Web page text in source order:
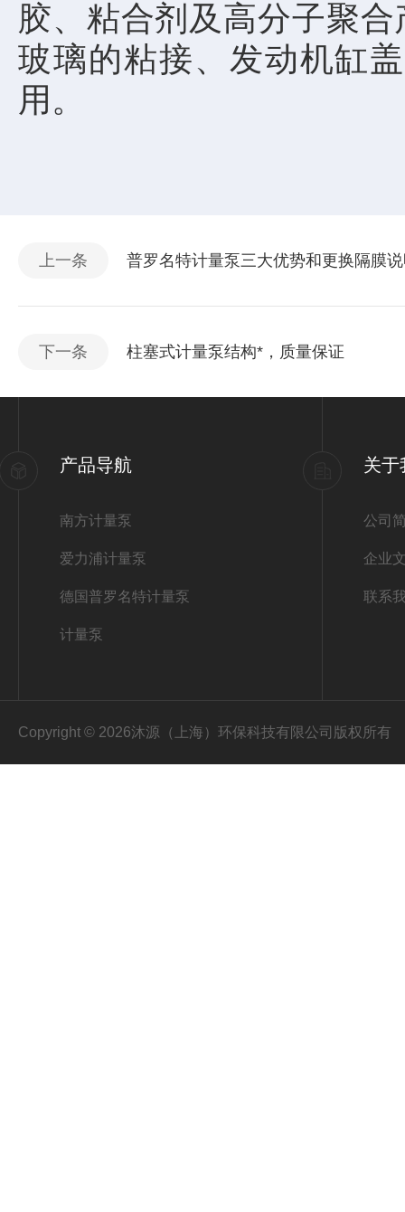
胶、粘合剂及高分子聚
玻璃的粘接、发动机缸
用。
上一条 普罗名特计量泵三大优势和更换隔膜
下一条 柱塞式计量泵结构*，质量保证
产品导航
南方计量泵
爱力浦计量泵
德国普罗名特计量泵
计量泵
关于
公司
企业
联系
Copyright © 2026沐源（上海）环保科技有限公司版权所有